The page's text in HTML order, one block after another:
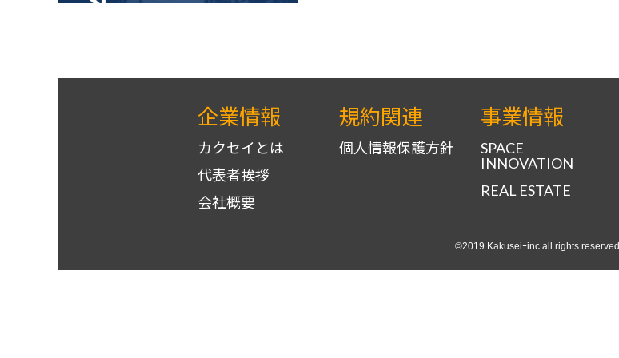
企業情報
カクセイとは
代表者挨拶
会社概要
規約関連
個人情報保護方針
事業情報
SPACE
INNOVATION
REAL ESTATE
©2019 Kakuseiｰinc.all rights reserved